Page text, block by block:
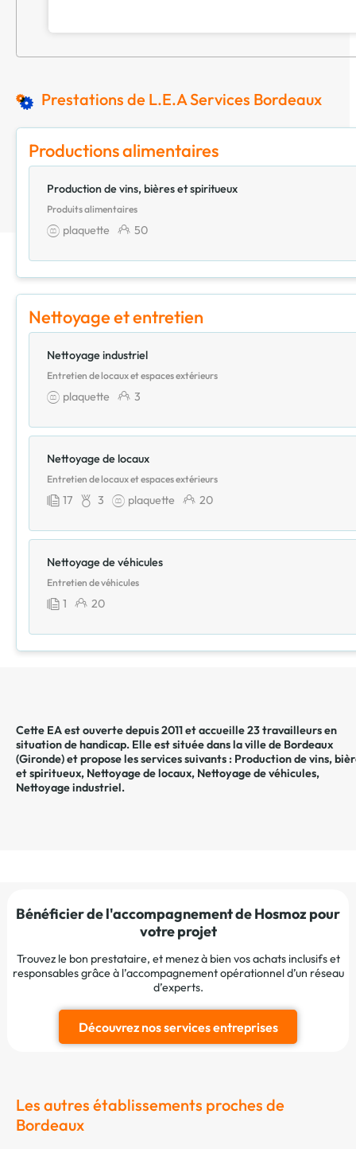
Prestations de L.E.A Services Bordeaux
Productions alimentaires
Production de vins, bières et spiritueux
Produits alimentaires
plaquette 50
Nettoyage et entretien
Nettoyage industriel
Entretien de locaux et espaces extérieurs
plaquette 3
Nettoyage de locaux
Entretien de locaux et espaces extérieurs
17 3 plaquette 20
Nettoyage de véhicules
Entretien de véhicules
1 20
Cette EA est ouverte depuis 2011 et accueille 23 travailleurs en
situation de handicap. Elle est située dans la ville de Bordeaux
(Gironde) et propose les services suivants : Production de vins,
et spiritueux, Nettoyage de locaux, Nettoyage de véhicules,
Nettoyage industriel.
Bénéficier de l'accompagnement de Hosmoz pour
votre projet
Trouvez le bon prestataire, et menez à bien vos achats inclusifs et
responsables grâce à l’accompagnement opérationnel d’un réseau
d’experts.
Découvrez nos services entreprises
Les autres établissements proches de
Bordeaux